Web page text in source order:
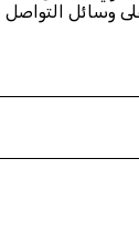
التواصل